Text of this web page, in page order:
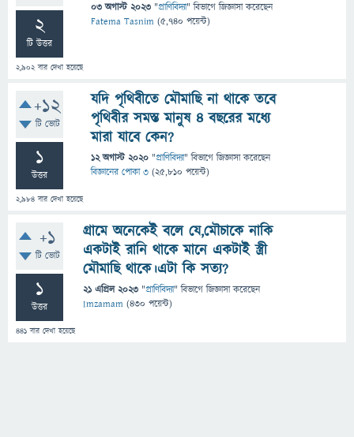
2
টি উত্তর
2,902বার দেখা হয়েছে
03 অগাস্ট 2023 "প্রাণিবিদ্যা" বিভাগে জিজ্ঞাসাকরেছেন
Fatema Tasnim (5,740 পয়েন্ট)
+12
টি ভোট
1
উত্তর
2,984 বার দেখা হয়েছে
যদি পৃথিবীতে মৌমাছি না থাকে তবে
পৃথিবীর সমস্ত মানুষ ৪ বছরের মধ্যে
মারা যাবে কেন?
12 অগাস্ট 2020 "প্রাণিবিদ্যা" বিভাগে জিজ্ঞাসাকরেছেন
বিজ্ঞানের পোকা ৩ (25,810 পয়েন্ট)
+1
টি ভোট
1
উত্তর
441 বার দেখা হয়েছে
গ্রামে অনেকেই বলে যে,মৌচাকে নাকি
একটাই রানি থাকে মানে একটাই স্ত্রী
মৌমাছি থাকে।এটা কি সত্য?
21 এপ্রিল 2023 "প্রাণিবিদ্যা" বিভাগে জিজ্ঞাসাকরেছেন
Imzamam (430 পয়েন্ট)